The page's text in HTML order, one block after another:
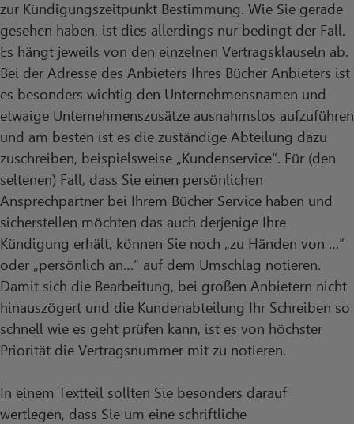
zur Kündigungszeitpunkt Bestimmung. Wie Sie gerade
gesehen haben, ist dies allerdings nur bedingt der Fall.
Es hängt jeweils von den einzelnen Vertragsklauseln ab.
Bei der Adresse des Anbieters Ihres Bücher Anbieters ist
es besonders wichtig den Unternehmensnamen und
etwaige Unternehmenszusätze ausnahmslos aufzuführen
und am besten ist es die zuständige Abteilung dazu
zuschreiben, beispielsweise „Kundenservice“. Für (den
seltenen) Fall, dass Sie einen persönlichen
Ansprechpartner bei Ihrem Bücher Service haben und
sicherstellen möchten das auch derjenige Ihre
Kündigung erhält, können Sie noch „zu Händen von …“
oder „persönlich an…“ auf dem Umschlag notieren.
Damit sich die Bearbeitung, bei großen Anbietern nicht
hinauszögert und die Kundenabteilung Ihr Schreiben so
schnell wie es geht prüfen kann, ist es von höchster
Priorität die Vertragsnummer mit zu notieren.
In einem Textteil sollten Sie besonders darauf
wertlegen, dass Sie um eine schriftliche